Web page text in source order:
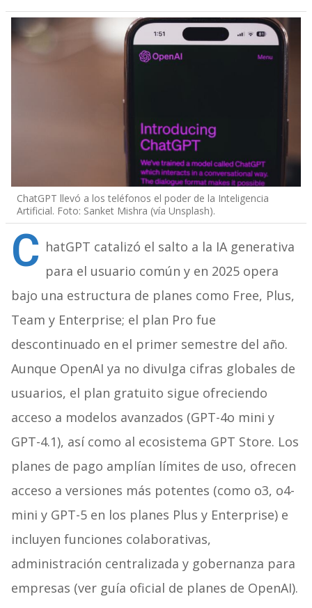
ChatGPT llevó a los teléfonos el poder de la Inteligencia
Artificial. Foto: Sanket Mishra (vía Unsplash).
C hatGPT catalizó el salto a la IA generativa
para el usuario común y en 2025 opera
bajo una estructura de planes como Free, Plus,
Team y Enterprise; el plan Pro fue
descontinuado en el primer semestre del año.
Aunque OpenAI ya no divulga cifras globales de
usuarios, el plan gratuito sigue ofreciendo
acceso a modelos avanzados (GPT-4o mini y
GPT-4.1), así como al ecosistema GPT Store. Los
planes de pago amplían límites de uso, ofrecen
acceso a versiones más potentes (como o3, o4-
mini y GPT-5 en los planes Plus y Enterprise) e
incluyen funciones colaborativas,
administración centralizada y gobernanza para
empresas (ver guía oficial de planes de OpenAI).